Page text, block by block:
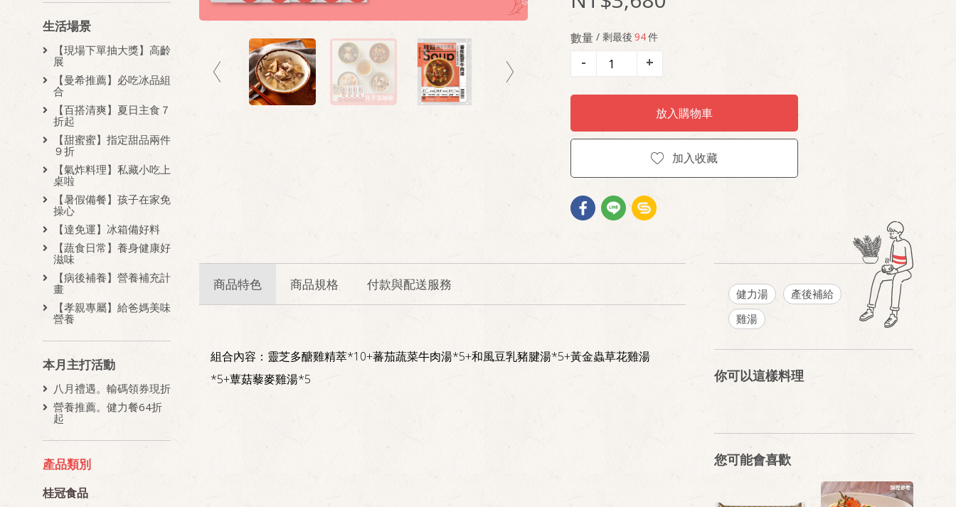
生活場景
【現場下單抽大獎】高齡
展
【曼希推薦】必吃冰品組
合
【百搭清爽】夏日主食７
折起
【甜蜜蜜】指定甜品兩件
９折
【氣炸料理】私藏小吃上
桌啦
【暑假備餐】孩子在家免
操心
【達免運】冰箱備好料
【蔬食日常】養身健康好
滋味
【病後補養】營養補充計
畫
【孝親專屬】給爸媽美味
營養
本月主打活動
八月禮遇。輸碼領券現折
營養推薦。健力餐64折
起
產品類別
桂冠食品
數量 / 剩最後 94件
- +
放入購物車
加入收藏
商品特色 商品規格 付款與配送服務
組合內容：靈芝多醣雞精萃*10+蕃茄蔬菜牛肉湯*5+和風豆乳豬腱湯*5+黃金蟲草花雞湯
*5+蕈菇藜麥雞湯*5
健力湯
產後補給
雞湯
你可以這樣料理
您可能會喜歡